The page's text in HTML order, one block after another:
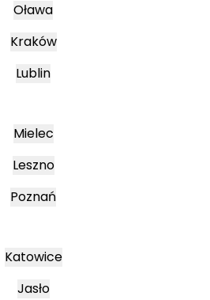
Oława
Kraków
Lublin
Mielec
Leszno
Poznań
Katowice
Jasło